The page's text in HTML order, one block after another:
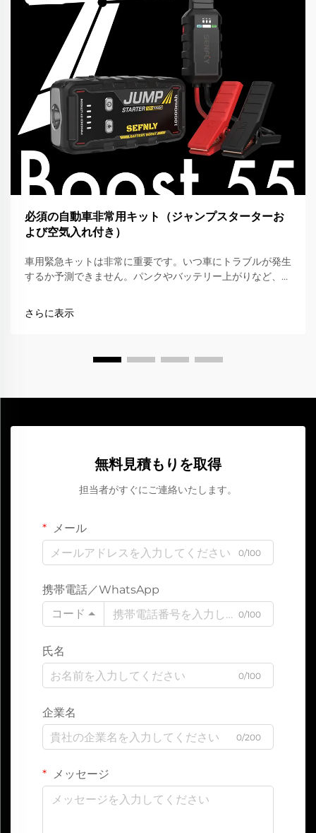
必須の自動車非常用キット（ジャンプスターターお
よび空気入れ付き）
車用緊急キットは非常に重要です。いつ車にトラブルが発生
するか予測できません。パンクやバッテリー上がりなど、万
ます。こうしたキットに欠かせないツールの一つがジャンプ
スターターです。これにより…
さらに表示
無料見積もりを取得
担当者がすぐにご連絡いたします。
メール
0/100
携帯電話／WhatsApp
コード
0/100
氏名
0/100
企業名
0/200
メッセージ